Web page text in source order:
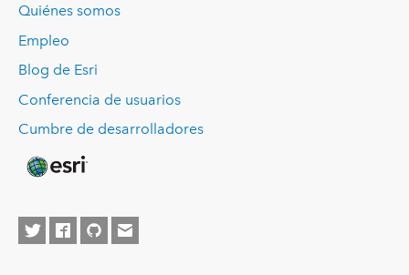
Quiénes somos
Empleo
Blog de Esri
Conferencia de usuarios
Cumbre de desarrolladores